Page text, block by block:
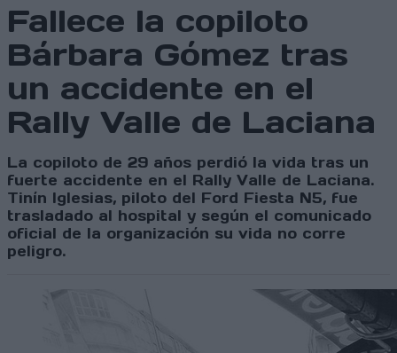
Fallece la copiloto
Bárbara Gómez tras
un accidente en el
Rally Valle de Laciana
La copiloto de 29 años perdió la vida tras un
fuerte accidente en el Rally Valle de Laciana.
Tinín Iglesias, piloto del Ford Fiesta N5, fue
trasladado al hospital y según el comunicado
oficial de la organización su vida no corre
peligro.